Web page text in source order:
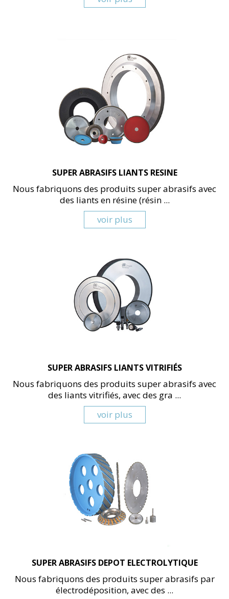
SUPER ABRASIFS LIANTS RESINE
Nous fabriquons des produits super abrasifs avec
des liants en résine (résin ...
voir plus
SUPER ABRASIFS LIANTS VITRIFIÉS
Nous fabriquons des produits super abrasifs avec
des liants vitrifiés, avec des gra ...
voir plus
SUPER ABRASIFS DEPOT ELECTROLYTIQUE
Nous fabriquons des produits super abrasifs par
électrodéposition, avec des ...